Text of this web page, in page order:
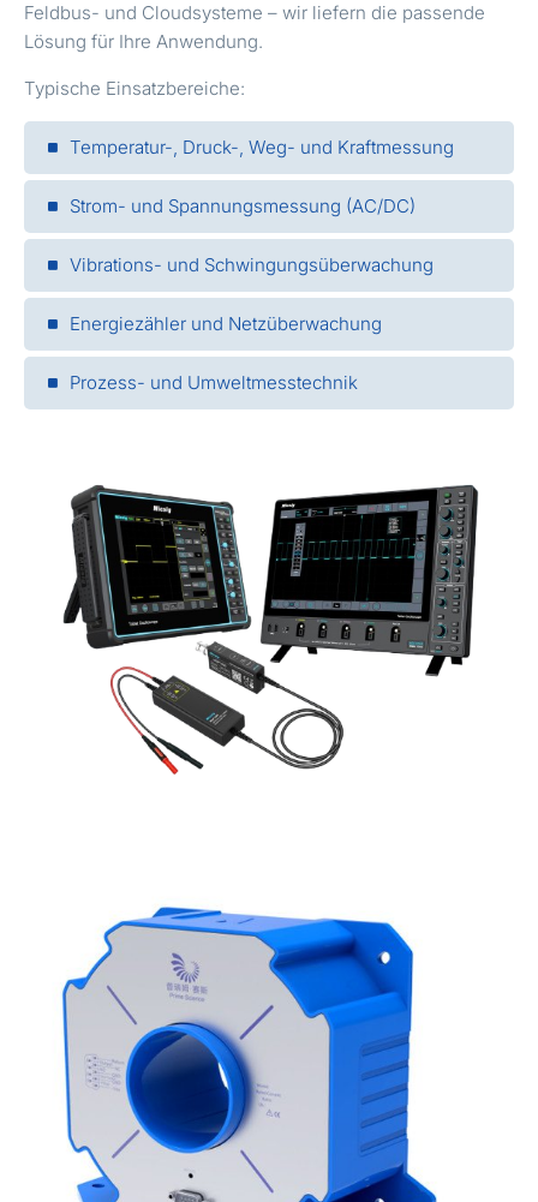
Feldbus- und Cloudsysteme – wir liefern die passende
Lösung für Ihre Anwendung.
Typische Einsatzbereiche:
Temperatur-, Druck-, Weg- und Kraftmessung
Strom- und Spannungsmessung (AC/DC)
Vibrations- und Schwingungsüberwachung
Energiezähler und Netzüberwachung
Prozess- und Umweltmesstechnik